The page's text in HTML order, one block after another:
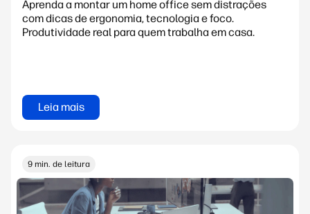
Aprenda a montar um home office sem distrações
com dicas de ergonomia, tecnologia e foco.
Produtividade real para quem trabalha em casa.
Leia mais
9 min. de leitura